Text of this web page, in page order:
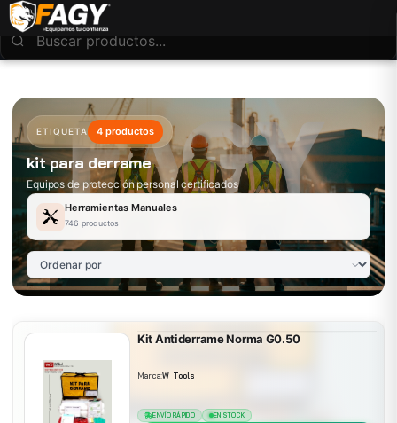
ETIQUETA 4 productos
kit para derrame
Equipos de protección personal certificados
Herramientas Manuales
746 productos
Kit Antiderrame Norma G0.50
Marca:W Tools
ENVÍO RÁPIDO EN STOCK